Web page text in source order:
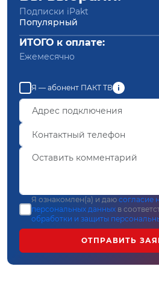
Подписки iPakt
Популярный
ИТОГО к оплате:
Ежемесячно
Я — абонент ПАКТ ТВ
Я ознакомлен(а) и даю согласие
персональных данных в
обработки и защиты
ОТПРАВИТЬ